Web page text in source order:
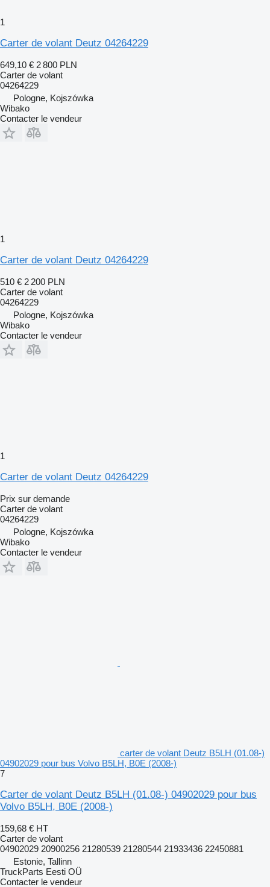
1
Carter de volant Deutz 04264229
649,10 € 2 800 PLN
Carter de volant
04264229
Pologne, Kojszówka
Wibako
Contacter le vendeur
1
Carter de volant Deutz 04264229
510 € 2 200 PLN
Carter de volant
04264229
Pologne, Kojszówka
Wibako
Contacter le vendeur
1
Carter de volant Deutz 04264229
Prix sur demande
Carter de volant
04264229
Pologne, Kojszówka
Wibako
Contacter le vendeur
carter de volant Deutz B5LH (01.08-)
04902029 pour bus Volvo B5LH, B0E (2008-)
7
Carter de volant Deutz B5LH (01.08-) 04902029 pour bus
Volvo B5LH, B0E (2008-)
159,68 € HT
Carter de volant
04902029 20900256 21280539 21280544 21933436 22450881
Estonie, Tallinn
TruckParts Eesti OÜ
Contacter le vendeur